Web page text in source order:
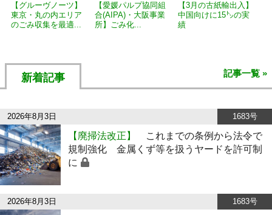
【グルーヴノーツ】
東京・丸の内エリア
のごみ収集を最適...
【愛媛パルプ協同組
合(AIPA)・大阪事業
所】ごみ化...
【3月の古紙輸出入】
中国向けに15㌧の実
績
新着記事 記事一覧 »
2026年8月3日 1683号
【廃掃法改正】
これまでの条例から法令で
規制強化 金属くず等を扱うヤードを許可制
に
2026年8月3日 1683号